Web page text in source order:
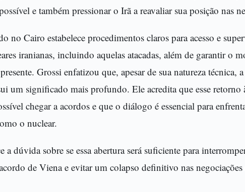
e também pressionar o Irã a reavaliar sua posição nas
no Cairo estabelece procedimentos claros para acesso e
iranianas, incluindo aquelas atacadas, além de garantir o
Grossi enfatizou que, apesar de sua natureza técnica,
um significado mais profundo. Ele acredita que esse retorno
chegar a acordos e que o diálogo é essencial para
o nuclear.
a dúvida sobre se essa abertura será suficiente para
de Viena e evitar um colapso definitivo nas negociações